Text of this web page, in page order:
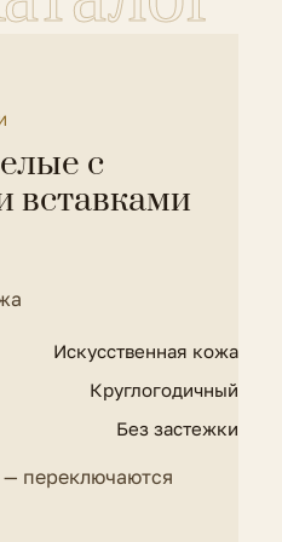
Круглогодичный
Искусственный материал
с
вставками
Искусственная кожа
Круглогодичный
Без застежки
переключаются